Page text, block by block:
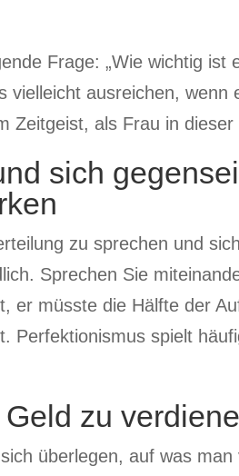
Frage: „Wie wichtig
ausreichen,
Zeitgeist, als Frau in
sich
zu sprechen und
Sprechen Sie
er müsste die Hälfte der
Perfektionismus spielt
zu
überlegen, auf was